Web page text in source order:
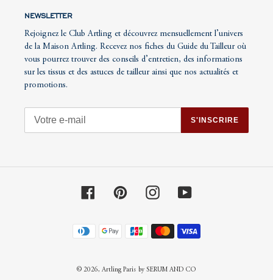
NEWSLETTER
Rejoignez le Club Artling et découvrez mensuellement l’univers
de la Maison Artling. Recevez nos fiches du Guide du Tailleur où
vous pourrez trouver des conseils d’entretien, des informations
sur les tissus et des astuces de tailleur ainsi que nos actualités et
promotions.
S'INSCRIRE
FacebookPinterest InstagramYouTube
Moyens
de
© 2026, Artling Paris by SERUM AND CO